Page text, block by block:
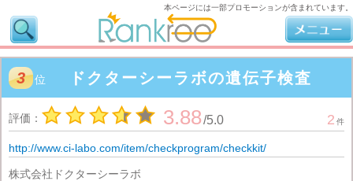
3 位 ドクターシーラボの遺伝子検査
評価： 3.88/5.0 2 件
http://www.ci-labo.com/item/checkprogram/checkkit/
株式会社ドクターシーラボ
本ページには一部プロモーションが含まれています。